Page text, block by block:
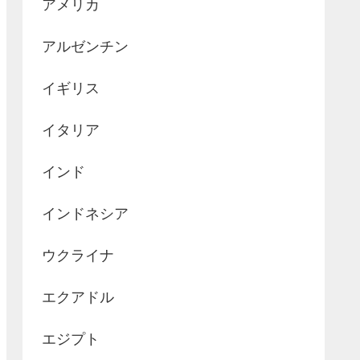
アメリカ
アルゼンチン
イギリス
イタリア
インド
インドネシア
ウクライナ
エクアドル
エジプト